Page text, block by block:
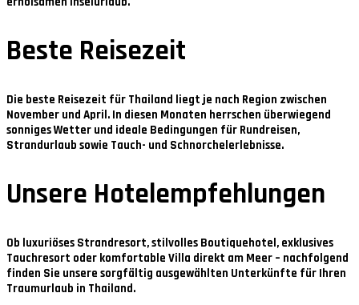
Beste Reisezeit
Die beste Reisezeit für Thailand liegt je nach Region zwischen
November und April. In diesen Monaten herrschen überwiegend
sonniges Wetter und ideale Bedingungen für Rundreisen,
Strandurlaub sowie Tauch- und Schnorchelerlebnisse.
Unsere Hotelempfehlungen
Ob luxuriöses Strandresort, stilvolles Boutiquehotel, exklusives
Tauchresort oder komfortable Villa direkt am Meer – nachfolgend
finden Sie unsere sorgfältig ausgewählten Unterkünfte für Ihren
Traumurlaub in Thailand.